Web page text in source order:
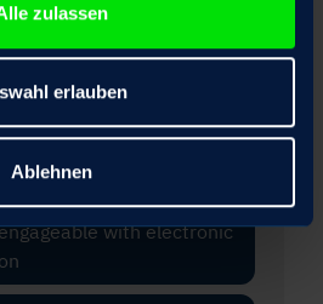
zulassen
erlauben
Ablehnen
with holding brake and
with electronic